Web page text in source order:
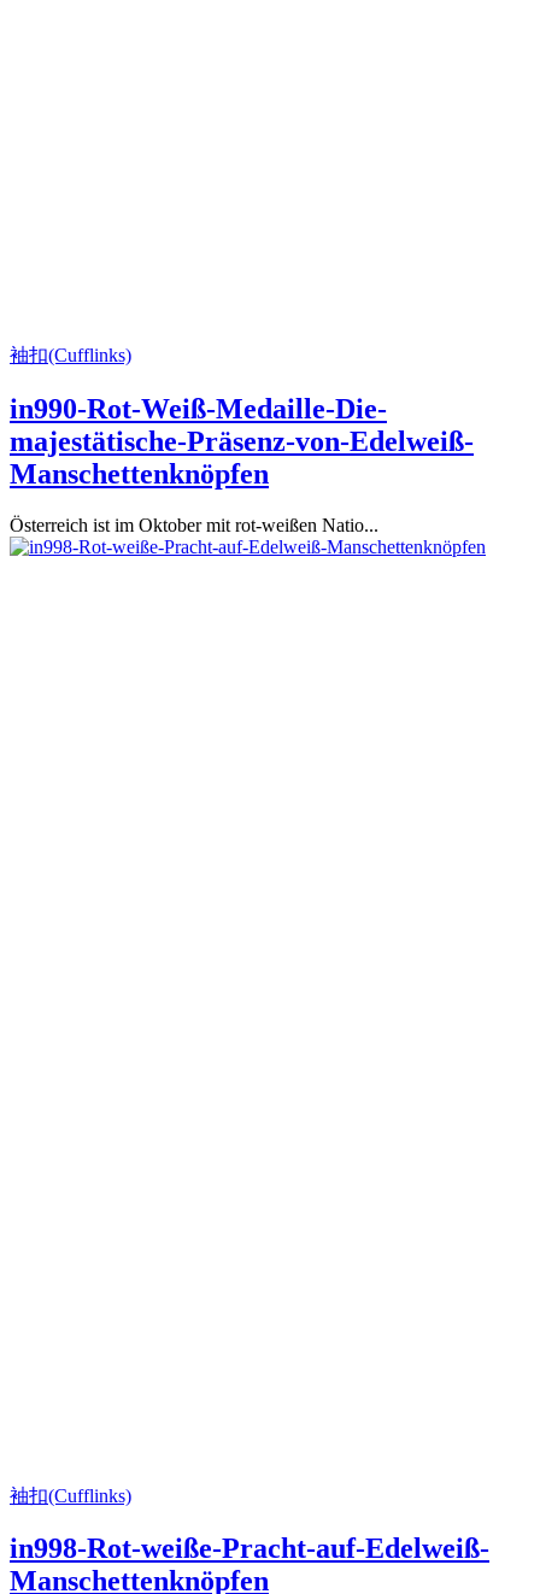
袖扣(Cufflinks)
in990-Rot-Weiß-Medaille-Die-
majestätische-Präsenz-von-Edelweiß-
Manschettenknöpfen
Österreich ist im Oktober mit rot-weißen Natio...
袖扣(Cufflinks)
in998-Rot-weiße-Pracht-auf-Edelweiß-
Manschettenknöpfen